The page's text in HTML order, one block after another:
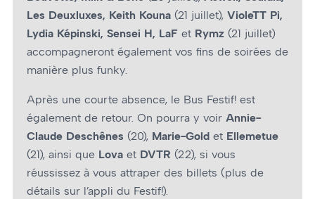
Les Deuxluxes, Keith Kouna (21 juillet), VioleTT Pi,
Lydia Képinski, Sensei H, LaF et Rymz (21 juillet)
accompagneront également vos fins de soirées de
manière plus funky.
Après une courte absence, le Bus Festif! est
également de retour. On pourra y voir Annie-
Claude Deschênes (20), Marie-Gold et Ellemetue
(21), ainsi que Lova et DVTR (22), si vous
réussissez à vous attraper des billets (plus de
détails sur l’appli du Festif!).